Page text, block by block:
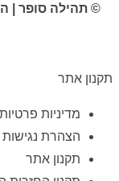
© תהילה סופר |
תקנון אתר
מדיניות פרטיות
הצהרת נגישות
תקנון אתר